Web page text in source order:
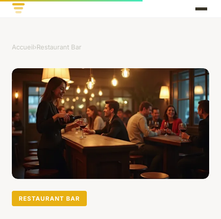
Accueil›Restaurant Bar
RESTAURANT BAR